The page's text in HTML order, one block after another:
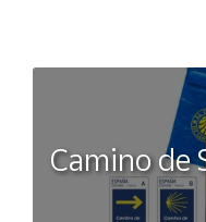
Camino de